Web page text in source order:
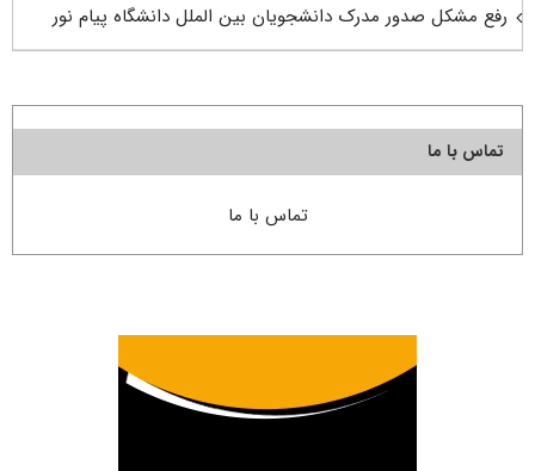
رفع مشکل صدور مدرک دانشجویان بین الملل دانشگاه پیام نور
تماس با ما
تماس با ما